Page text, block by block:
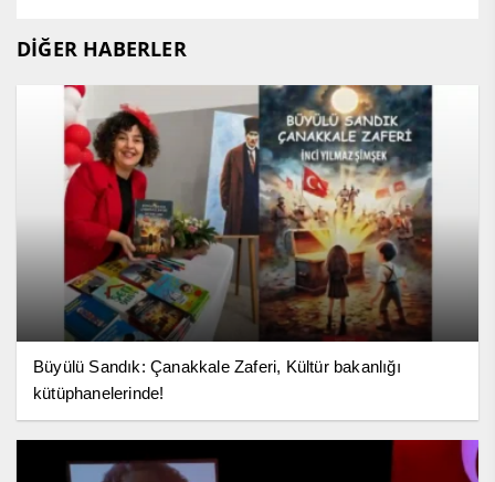
DİĞER HABERLER
Büyülü Sandık: Çanakkale Zaferi, Kültür bakanlığı
kütüphanelerinde!